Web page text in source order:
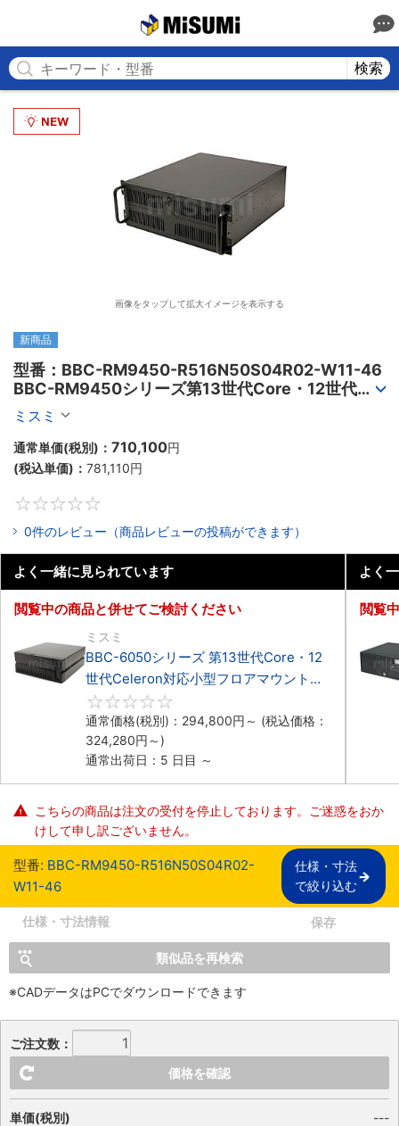
検索
画像をタップして拡大イメージを表示する
新商品
型番：BBC-RM9450-R516N50S04R02-W11-46
BBC-RM9450シリーズ第13世代Core・12世代
Celeron対応ラックマウント4PCIe
ミスミ
通常単価(税別)： 710,100円
(税込単価)： 781,110円
0件のレビュー（商品レビューの投稿ができます）
よく一緒に見られています
閲覧中の商品と併せてご検討ください
ミスミ
BBC-6050シリーズ 第13世代Core・12
世代Celeron対応小型フロアマウント
3PCIe
通常価格(税別)： 294,800円 ～ (税込価格：
324,280円 ～)
通常出荷日：5 日目 ～
よく
閲覧
こちらの商品は注文の受付を停止しております。ご迷惑をおか
けして申し訳ございません。
型番: BBC-RM9450-R516N50S04R02-
W11-46
仕様・寸法
で絞り込む
仕様・寸法情報 保存
類似品を再検索
※CADデータはPCでダウンロードできます
ご注文数：
価格を確認
単価(税別) ---